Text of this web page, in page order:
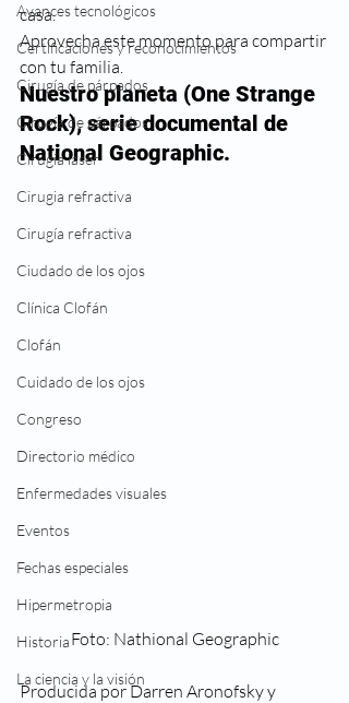
Avances tecnológicos
Certificaciones y reconocimientos
Cirugía de párpados
Cirugía de párpados
Cirugia laser
Cirugia refractiva
Cirugía refractiva
Ciudado de los ojos
Clínica Clofán
Clofán
Cuidado de los ojos
Congreso
Directorio médico
Enfermedades visuales
Eventos
Fechas especiales
Hipermetropia
Historia
La ciencia y la visión
casa.
Aprovecha este momento para compartir
con tu familia.
Nuestro planeta (One Strange
Rock), serie documental de
National Geographic.
Foto: Nathional Geographic
Producida por Darren Aronofsky y